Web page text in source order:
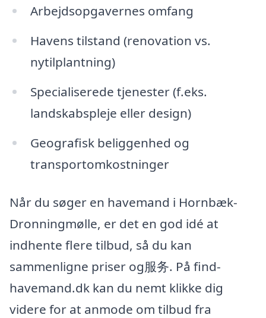
Arbejdsopgavernes omfang
Havens tilstand (renovation vs.
nytilplantning)
Specialiserede tjenester (f.eks.
landskabspleje eller design)
Geografisk beliggenhed og
transportomkostninger
Når du søger en havemand i Hornbæk-
Dronningmølle, er det en god idé at
indhente flere tilbud, så du kan
sammenligne priser og服务. På find-
havemand.dk kan du nemt klikke dig
videre for at anmode om tilbud fra